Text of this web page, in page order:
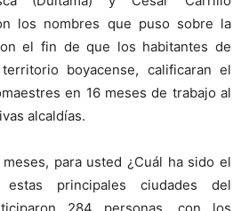
los nombres que puso sobre la
el fin de que los habitantes de
boyacense, calificaran el
en 16 meses de trabajo al
alcaldías.
para usted ¿Cuál ha sido el
principales ciudades del